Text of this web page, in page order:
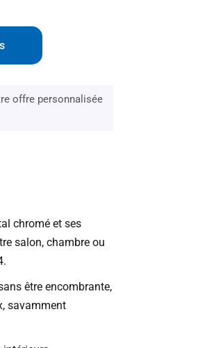
offre personnalisée
chromé et ses
salon, chambre ou
être encombrante,
savamment